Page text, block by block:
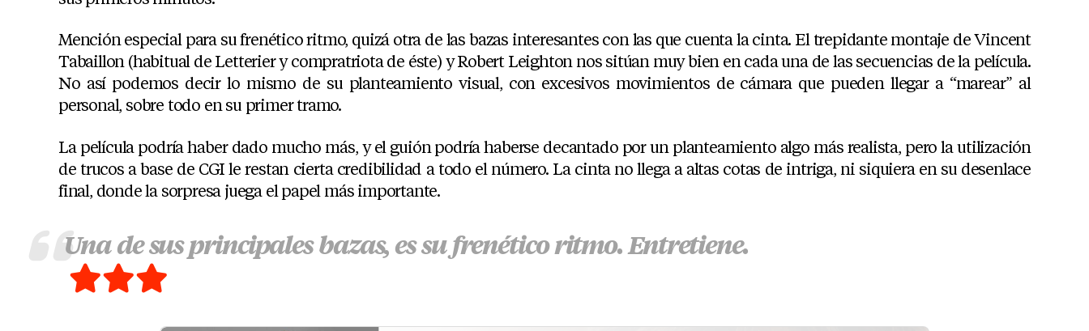
Mención especial para su frenético ritmo, quizá otra de las bazas interesantes con las que cuenta la cinta. El trepidante montaje de Vincent
Tabaillon (habitual de Letterier y compratriota de éste) y Robert Leighton nos sitúan muy bien en cada una de las secuencias de la película.
No así podemos decir lo mismo de su planteamiento visual, con excesivos movimientos de cámara que pueden llegar a “marear” al
personal, sobre todo en su primer tramo.
La película podría haber dado mucho más, y el guión podría haberse decantado por un planteamiento algo más realista, pero la utilización
de trucos a base de CGI le restan cierta credibilidad a todo el número. La cinta no llega a altas cotas de intriga, ni siquiera en su desenlace
final, donde la sorpresa juega el papel más importante.
Una de sus principales bazas, es su frenético ritmo. Entretiene.